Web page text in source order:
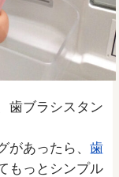
歯ブラシスタン
あったら、 歯
もっとシンプル